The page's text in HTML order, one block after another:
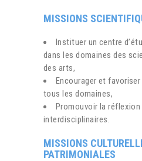
MISSIONS
Instituer un centre
dans les domaines des
des arts,
Encourager et
tous les domaines,
Promouvoir la
interdisciplinaires.
MISSIONS
PATRIMONIALES